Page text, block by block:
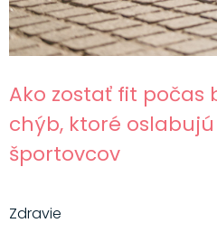
Ako zostať fit počas
chýb, ktoré
športovcov
Zdravie